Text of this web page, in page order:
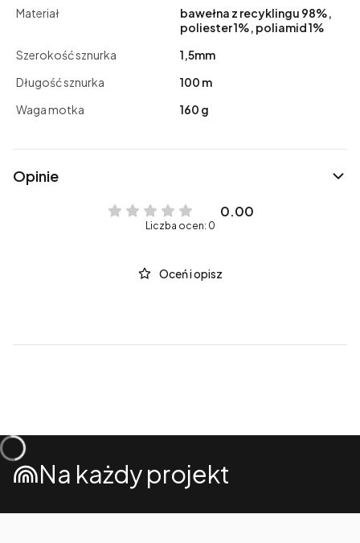
Materiał
bawełna z recyklingu 98%,
poliester 1%, poliamid 1%
Szerokość sznurka
1,5mm
Długość sznurka
100 m
Waga motka
160 g
Opinie
0.00
Liczba ocen: 0
Oceń i opisz
Na każdy projekt